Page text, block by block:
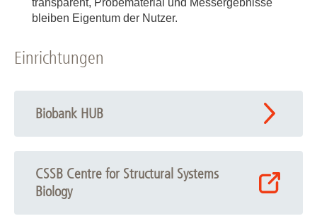
bleiben Eigentum der Nutzer.
Einrichtungen
Biobank HUB
CSSB Centre for Structural Systems
Biology